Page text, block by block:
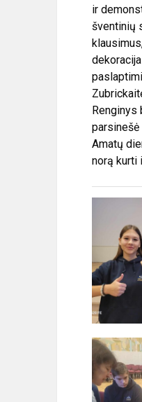
ir
šventinių
Renginys
Amatų
norą kurti